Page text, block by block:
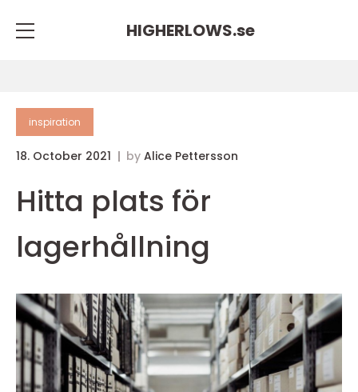
HIGHERLOWS.se
inspiration
18. October 2021 by Alice Pettersson
Hitta plats för
lagerhållning